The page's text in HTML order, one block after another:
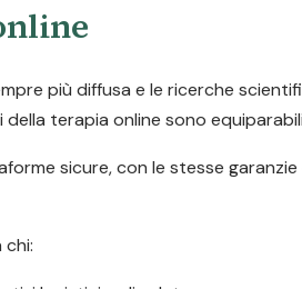
più diffusa e le ricerche
terapia online sono
sicure, con le stesse